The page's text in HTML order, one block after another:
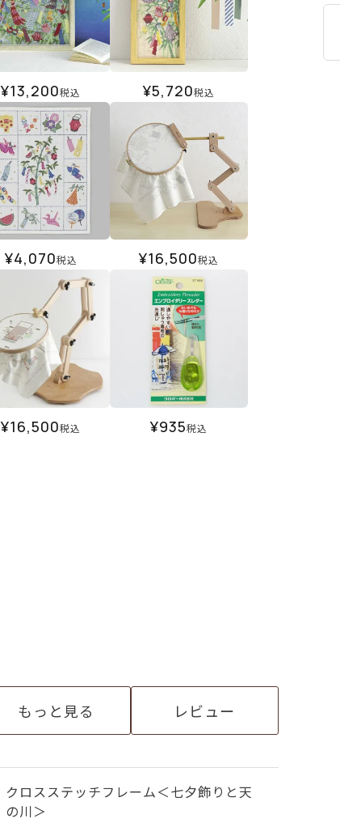
¥13,200税込 ¥5,720税込
¥4,070税込 ¥16,500税込
¥16,500税込 ¥935税込
もっと見る レビュー
クロスステッチフレーム＜七夕飾りと天
の川＞